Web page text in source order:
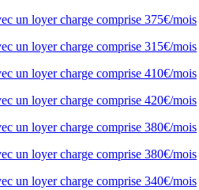
un loyer charge comprise 375€/mois
un loyer charge comprise 315€/mois
un loyer charge comprise 410€/mois
un loyer charge comprise 420€/mois
un loyer charge comprise 380€/mois
un loyer charge comprise 380€/mois
un loyer charge comprise 340€/mois